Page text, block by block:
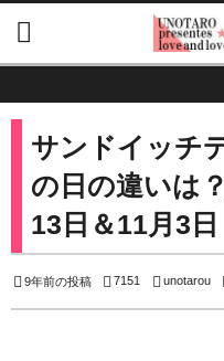
サンドイッチ
の日の違いは
13日＆11月3日
9年前の投稿 7151 unotarou